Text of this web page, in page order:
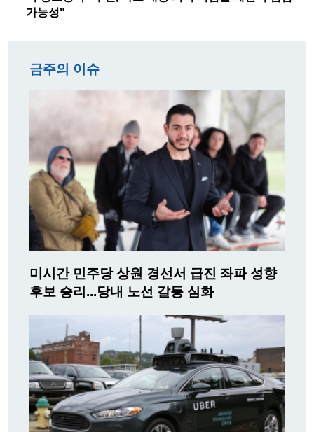
가능성"
금주의 이슈
미시간 민주당 상원 경선서 급진 좌파 성향
후보 승리...당내 노선 갈등 심화